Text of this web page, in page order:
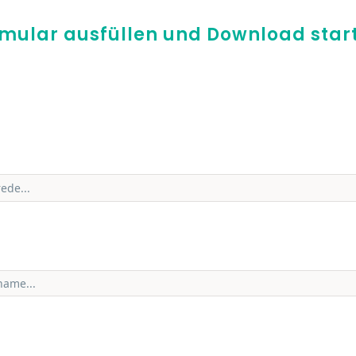
ausfüllen und Download